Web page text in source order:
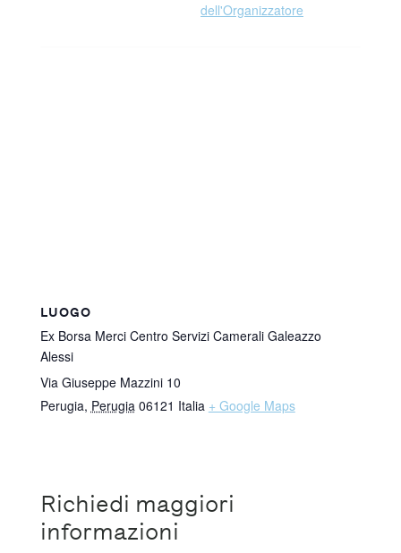
dell'Organizzatore
LUOGO
Ex Borsa Merci Centro Servizi Camerali Galeazzo
Alessi
Via Giuseppe Mazzini 10
Perugia, Perugia 06121 Italia + Google Maps
Richiedi maggiori
informazioni